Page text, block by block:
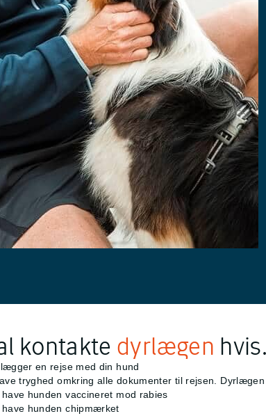
kontakte dyrlægen
en rejse med din hund
tryghed omkring alle dokumenter til rejsen.
have hunden vaccineret mod rabies
have hunden chipmærket